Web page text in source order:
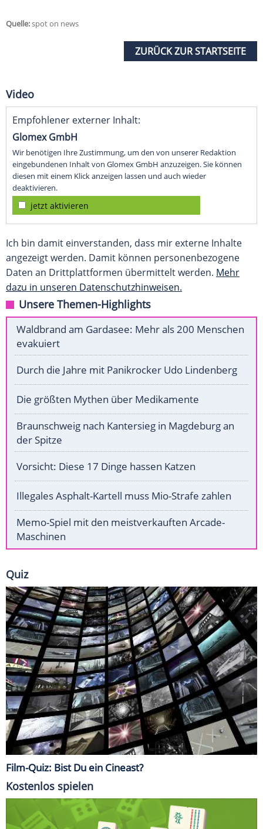
Quelle:spot on news
ZURÜCK ZUR STARTSEITE
Video
Empfohlener externer Inhalt:
Glomex GmbH
Wir benötigen Ihre Zustimmung, um den von unserer Redaktion
eingebundenen Inhalt von Glomex GmbH anzuzeigen. Sie können
diesen mit einem Klick anzeigen lassen und auch wieder
deaktivieren.
jetzt aktivieren
Ich bin damit einverstanden, dass mir externe Inhalte
angezeigt werden. Damit können personenbezogene
Daten an Drittplattformen übermittelt werden. Mehr
dazu in unseren Datenschutzhinweisen.
Unsere Themen-Highlights
Waldbrand am Gardasee: Mehr als 200 Menschen
evakuiert
Durch die Jahre mit Panikrocker Udo Lindenberg
Die größten Mythen über Medikamente
Braunschweig nach Kantersieg in Magdeburg an
der Spitze
Vorsicht: Diese 17 Dinge hassen Katzen
Illegales Asphalt-Kartell muss Mio-Strafe zahlen
Memo-Spiel mit den meistverkauften Arcade-
Maschinen
Quiz
Film-Quiz: Bist Du ein Cineast?
Kostenlos spielen